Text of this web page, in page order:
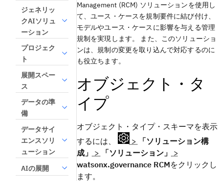
ジェネリッ
クAIソリュ
ーション
プロジェク
ト
展開スペー
ス
データの準
備
データサイ
エンスソリ
ューション
AIの展開
Management (RCM) ソリューションを使用し
て、ユース・ケースを規制要件に結び付け、
モデルやユース・ケースに影響を与える管理
規制を実現します。 また、このソリューショ
ンは、規制の変更を取り込んで対応するのに
も役立ちます。
オブジェクト・タ
イプ
オブジェクト・タイプ・スキーマを表示
するには、
>
「ソリューション構
成」
> 「ソリューション」
>
watsonx.governance RCMをクリックし
ます。